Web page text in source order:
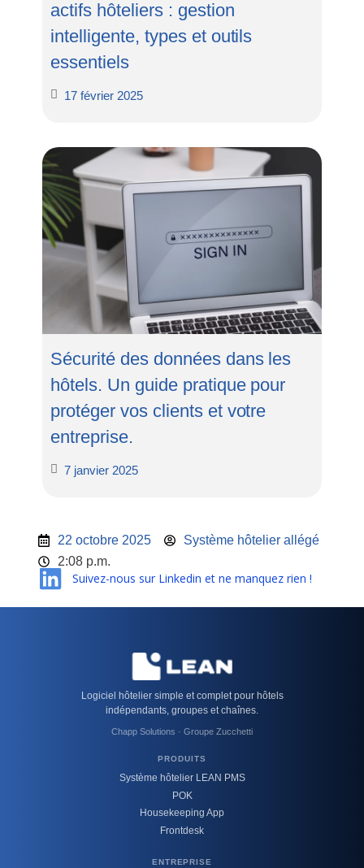
actifs hôteliers : gestion
intelligente, types et outils
essentiels
17 février 2025
Sécurité des données dans les
hôtels. Un guide pratique pour
protéger vos clients et votre
entreprise.
7 janvier 2025
22 octobre 2025
Système hôtelier allégé
2:08 p.m.
Suivez-nous sur Linkedin et ne manquez rien !
Logiciel hôtelier simple et complet pour hôtels
indépendants, groupes et chaînes.
Chapp Solutions · Groupe Zucchetti
PRODUITS
Système hôtelier LEAN PMS
POK
Housekeeping App
Frontdesk
ENTREPRISE